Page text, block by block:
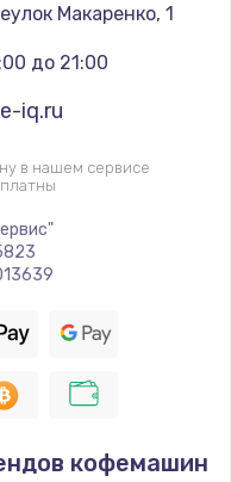
Макаренко, 1
до 21:00
iq.ru
в нашем сервисе
кофемашин